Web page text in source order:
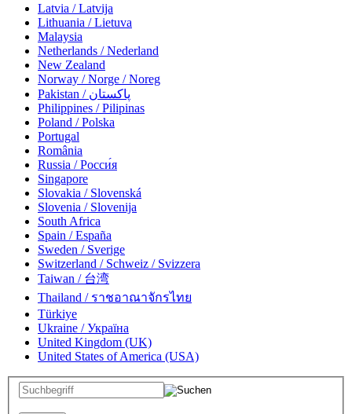
Latvia / Latvija
Lithuania / Lietuva
Malaysia
Netherlands / Nederland
New Zealand
Norway / Norge / Noreg
Pakistan / پاکستان
Philippines / Pilipinas
Poland / Polska
Portugal
România
Russia / Росси́я
Singapore
Slovakia / Slovenská
Slovenia / Slovenija
South Africa
Spain / España
Sweden / Sverige
Switzerland / Schweiz / Svizzera
Taiwan / 台湾
Thailand / ราชอาณาจักรไทย
Türkiye
Ukraine / Україна
United Kingdom (UK)
United States of America (USA)